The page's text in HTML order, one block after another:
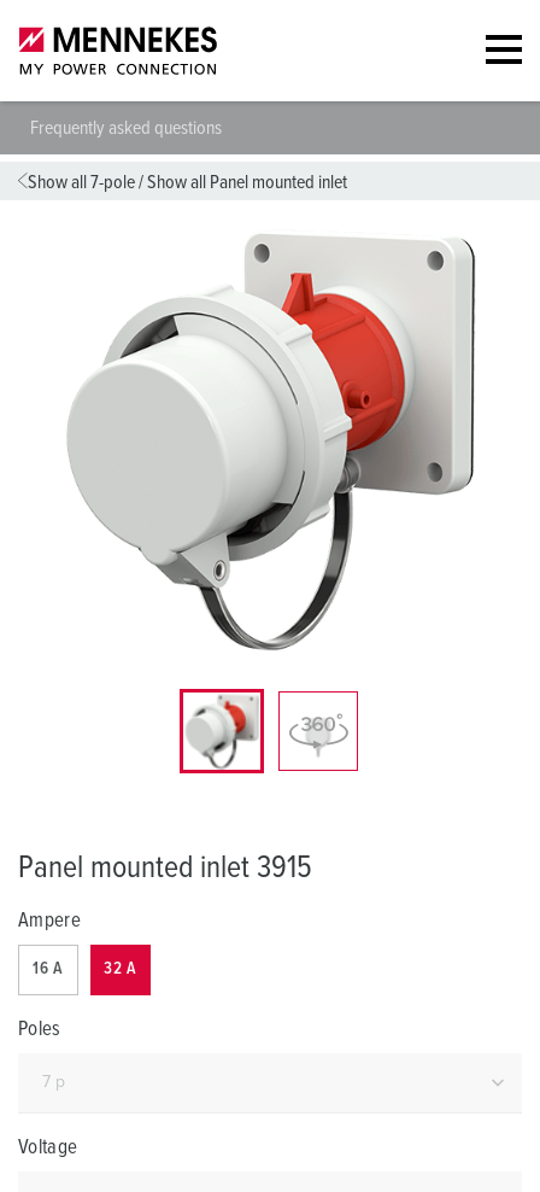
Frequently asked questions
Show all 7-pole/Show all Panel mounted inlet
Panel mounted inlet 3915
Ampere
16 A 32 A
Poles
Voltage